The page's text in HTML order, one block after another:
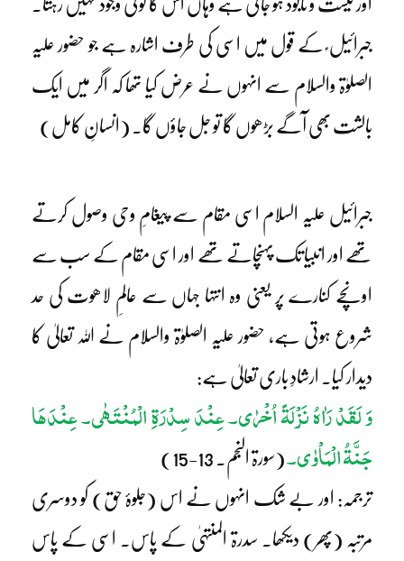
اور نیست و نابود ہو جاتی ہے وہاں اس کا کوئی وجود نہیں رہتا۔
جبرائیل ؑ کے قول میں اسی کی طرف اشارہ ہے جو حضور علیہ
الصلوٰۃ والسلام سے انہوں نے عرض کیا تھا کہ اگر میں ایک
بالشت بھی آگے بڑھوں گا تو جل جاؤں گا۔ (انسانِ کامل)
جبرائیل علیہ السلام اسی مقام سے پیغامِ وحی وصول کرتے
تھے اور انبیا تک پہنچاتے تھے اور اسی مقام کے سب سے
اونچے کنارے پر یعنی وہ انتہا جہاں سے عالمِ لاھوت کی حد
شروع ہوتی ہے، حضور علیہ الصلوٰۃ والسلام نے اللہ تعالیٰ کا
دیدار کیا۔ ارشادِ باری تعالیٰ ہے:
وَ لَقَدْ رَاٰہُ نَزْلَۃً اُخْرٰی۔ عِنْدَ سِدْرَۃِ الْمُنْتَہٰی۔ عِنْدَھَا
جَنَّۃُ الْمَاْوٰی۔(سورۃ النجم۔ 13-15)
ترجمہ: اور بے شک انہوں نے اس (جلوۂ حق) کو دوسری
مرتبہ (پھر) دیکھا۔ سدرۃ المنتہیٰ کے پاس۔ اسی کے پاس